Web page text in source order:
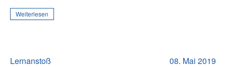
Weiterlesen
08. Mai 2019
Lernanstoß